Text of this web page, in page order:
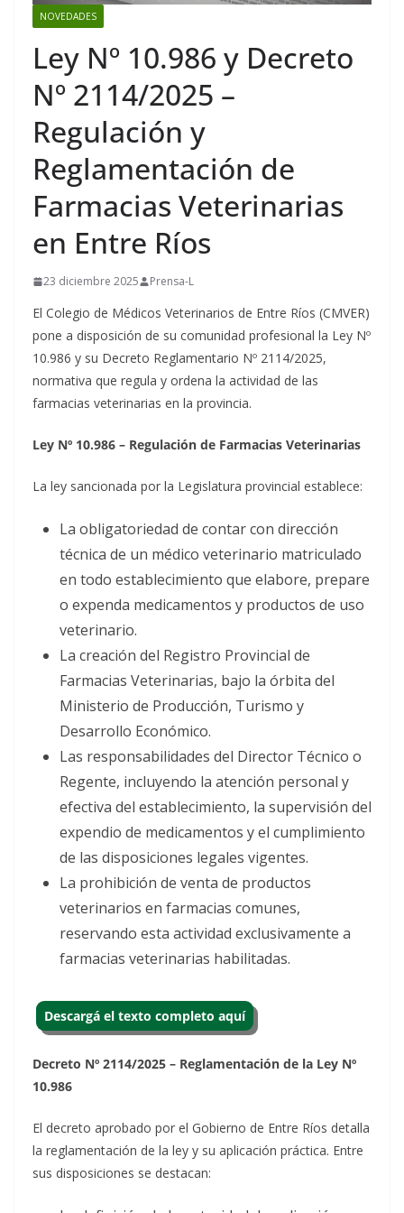
NOVEDADES
Ley Nº 10.986 y Decreto
Nº 2114/2025 –
Regulación y
Reglamentación de
Farmacias Veterinarias
en Entre Ríos
23 diciembre 2025 Prensa-L
El Colegio de Médicos Veterinarios de Entre Ríos (CMVER)
pone a disposición de su comunidad profesional la Ley Nº
10.986 y su Decreto Reglamentario Nº 2114/2025,
normativa que regula y ordena la actividad de las
farmacias veterinarias en la provincia.
Ley Nº 10.986 – Regulación de Farmacias Veterinarias
La ley sancionada por la Legislatura provincial establece:
La obligatoriedad de contar con dirección
técnica de un médico veterinario matriculado
en todo establecimiento que elabore, prepare
o expenda medicamentos y productos de uso
veterinario.
La creación del Registro Provincial de
Farmacias Veterinarias, bajo la órbita del
Ministerio de Producción, Turismo y
Desarrollo Económico.
Las responsabilidades del Director Técnico o
Regente, incluyendo la atención personal y
efectiva del establecimiento, la supervisión del
expendio de medicamentos y el cumplimiento
de las disposiciones legales vigentes.
La prohibición de venta de productos
veterinarios en farmacias comunes,
reservando esta actividad exclusivamente a
farmacias veterinarias habilitadas.
Descargá el texto completo aquí
Decreto Nº 2114/2025 – Reglamentación de la Ley Nº
10.986
El decreto aprobado por el Gobierno de Entre Ríos detalla
la reglamentación de la ley y su aplicación práctica. Entre
sus disposiciones se destacan: